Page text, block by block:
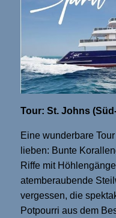
Tour: St. Johns
Eine wunderbare
lieben: Bunte
Riffe mit
atemberaubende
vergessen, die
Potpourri aus dem